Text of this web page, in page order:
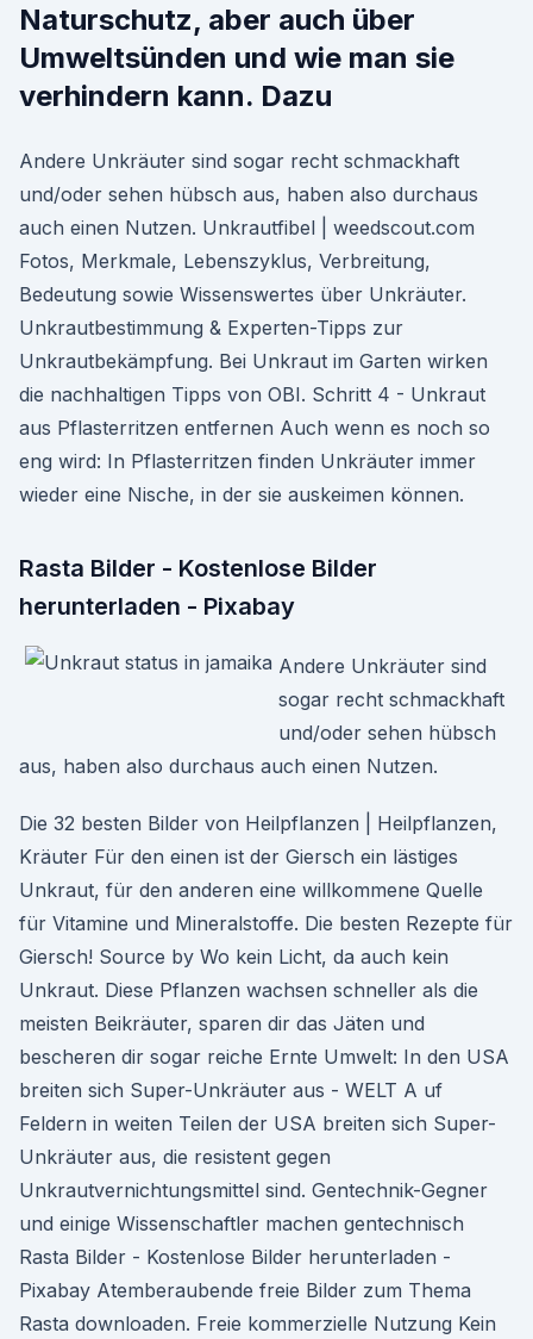
Naturschutz, aber auch über
Umweltsünden und wie man sie
verhindern kann. Dazu
Andere Unkräuter sind sogar recht schmackhaft
und/oder sehen hübsch aus, haben also durchaus
auch einen Nutzen. Unkrautfibel | weedscout.com
Fotos, Merkmale, Lebenszyklus, Verbreitung,
Bedeutung sowie Wissenswertes über Unkräuter.
Unkrautbestimmung & Experten-Tipps zur
Unkrautbekämpfung. Bei Unkraut im Garten wirken
die nachhaltigen Tipps von OBI. Schritt 4 - Unkraut
aus Pflasterritzen entfernen Auch wenn es noch so
eng wird: In Pflasterritzen finden Unkräuter immer
wieder eine Nische, in der sie auskeimen können.
Rasta Bilder - Kostenlose Bilder
herunterladen - Pixabay
Andere Unkräuter sind
sogar recht schmackhaft
und/oder sehen hübsch
aus, haben also durchaus auch einen Nutzen.
Die 32 besten Bilder von Heilpflanzen | Heilpflanzen,
Kräuter Für den einen ist der Giersch ein lästiges
Unkraut, für den anderen eine willkommene Quelle
für Vitamine und Mineralstoffe. Die besten Rezepte für
Giersch! Source by Wo kein Licht, da auch kein
Unkraut. Diese Pflanzen wachsen schneller als die
meisten Beikräuter, sparen dir das Jäten und
bescheren dir sogar reiche Ernte Umwelt: In den USA
breiten sich Super-Unkräuter aus - WELT A uf
Feldern in weiten Teilen der USA breiten sich Super-
Unkräuter aus, die resistent gegen
Unkrautvernichtungsmittel sind. Gentechnik-Gegner
und einige Wissenschaftler machen gentechnisch
Rasta Bilder - Kostenlose Bilder herunterladen -
Pixabay Atemberaubende freie Bilder zum Thema
Rasta downloaden. Freie kommerzielle Nutzung Kein